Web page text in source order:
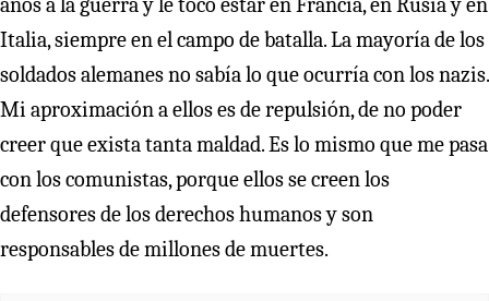
Italia, siempre en el campo de batalla. La mayoría de los
soldados alemanes no sabía lo que ocurría con los nazis.
Mi aproximación a ellos es de repulsión, de no poder
creer que exista tanta maldad. Es lo mismo que me pasa
con los comunistas, porque ellos se creen los
defensores de los derechos humanos y son
responsables de millones de muertes.